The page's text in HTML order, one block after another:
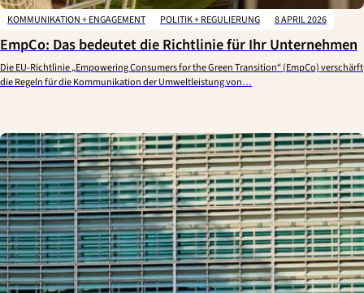
KOMMUNIKATION + ENGAGEMENT POLITIK + REGULIERUNG 8 APRIL 2026
EmpCo: Das bedeutet die Richtlinie für Ihr Unternehmen
Die EU-Richtlinie „Empowering Consumers for the Green Transition“ (EmpCo) verschärft
die Regeln für die Kommunikation der Umweltleistung von…